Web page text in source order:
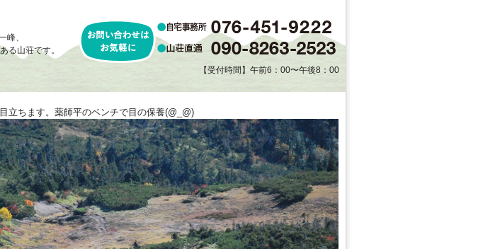
峰、
る山荘です。
【受付時間】午前6：00〜午後8：00
立ちます。薬師平のベンチで目の保養(@_@)